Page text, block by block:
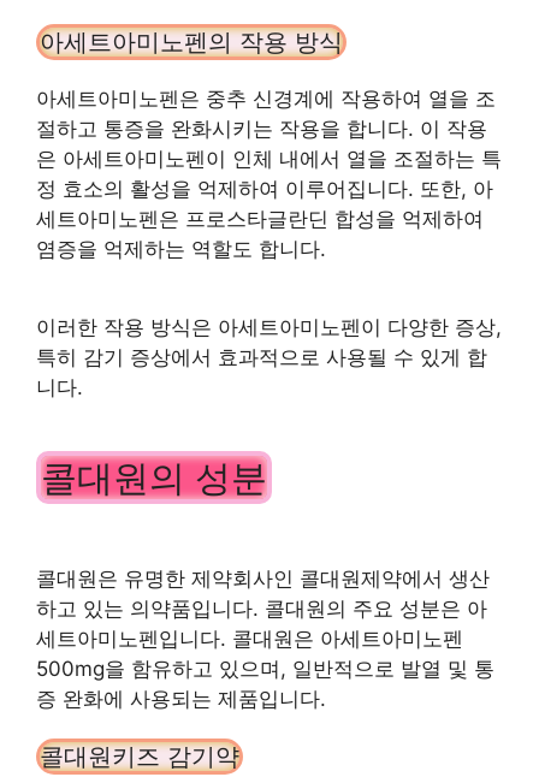
아세트아미노펜의 작용 방식
아세트아미노펜은 중추 신경계에 작용하여 열을 조
절하고 통증을 완화시키는 작용을 합니다. 이 작용
은 아세트아미노펜이 인체 내에서 열을 조절하는 특
정 효소의 활성을 억제하여 이루어집니다. 또한, 아
세트아미노펜은 프로스타글란딘 합성을 억제하여
염증을 억제하는 역할도 합니다.
이러한 작용 방식은 아세트아미노펜이 다양한 증상,
특히 감기 증상에서 효과적으로 사용될 수 있게 합
니다.
콜대원의 성분
콜대원은 유명한 제약회사인 콜대원제약에서 생산
하고 있는 의약품입니다. 콜대원의 주요 성분은 아
세트아미노펜입니다. 콜대원은 아세트아미노펜
500mg을 함유하고 있으며, 일반적으로 발열 및 통
증 완화에 사용되는 제품입니다.
콜대원키즈 감기약